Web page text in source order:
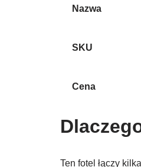
Nazwa
SKU
Cena
Ten fotel łączy